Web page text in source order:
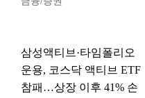
삼성액티브·타임폴리오
운용, 코스닥 액티브 ETF
참패…상장 이후 41% 손